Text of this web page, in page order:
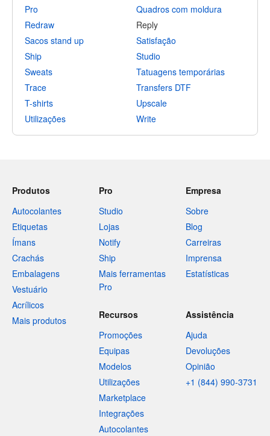
Pro
Quadros com moldura
Redraw
Reply
Sacos stand up
Satisfação
Ship
Studio
Sweats
Tatuagens temporárias
Trace
Transfers DTF
T-shirts
Upscale
Utilizações
Write
Produtos
Autocolantes
Etiquetas
Ímans
Crachás
Embalagens
Vestuário
Acrílicos
Mais produtos
Pro
Studio
Lojas
Notify
Ship
Mais ferramentas
Pro
Empresa
Sobre
Blog
Carreiras
Imprensa
Estatísticas
Recursos
Promoções
Equipas
Modelos
Utilizações
Marketplace
Integrações
Autocolantes
Assistência
Ajuda
Devoluções
Opinião
+1 (844) 990-3731